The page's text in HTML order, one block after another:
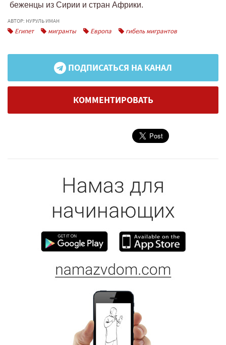
беженцы из Сирии и стран Африки.
АВТОР: НУРУЛЬ ИМАН
Египет мигранты Европа гибель мигрантов
ПОДПИСАТЬСЯ НА КАНАЛ
КОММЕНТИРОВАТЬ